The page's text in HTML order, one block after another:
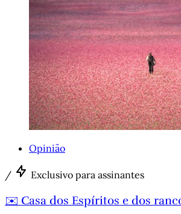
Opinião
/ Exclusivo para assinantes
✉️ Casa dos Espíritos e dos